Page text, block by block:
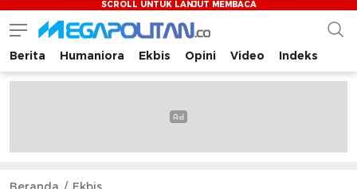
Megapolitan.co
Menyajikan berita-berita fakta bagi pembaca
Berita Humaniora Ekbis Opini Video Indeks